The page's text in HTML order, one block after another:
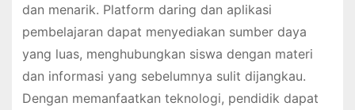
dan menarik. Platform daring dan aplikasi
pembelajaran dapat menyediakan sumber daya
yang luas, menghubungkan siswa dengan materi
dan informasi yang sebelumnya sulit dijangkau.
Dengan memanfaatkan teknologi, pendidik dapat